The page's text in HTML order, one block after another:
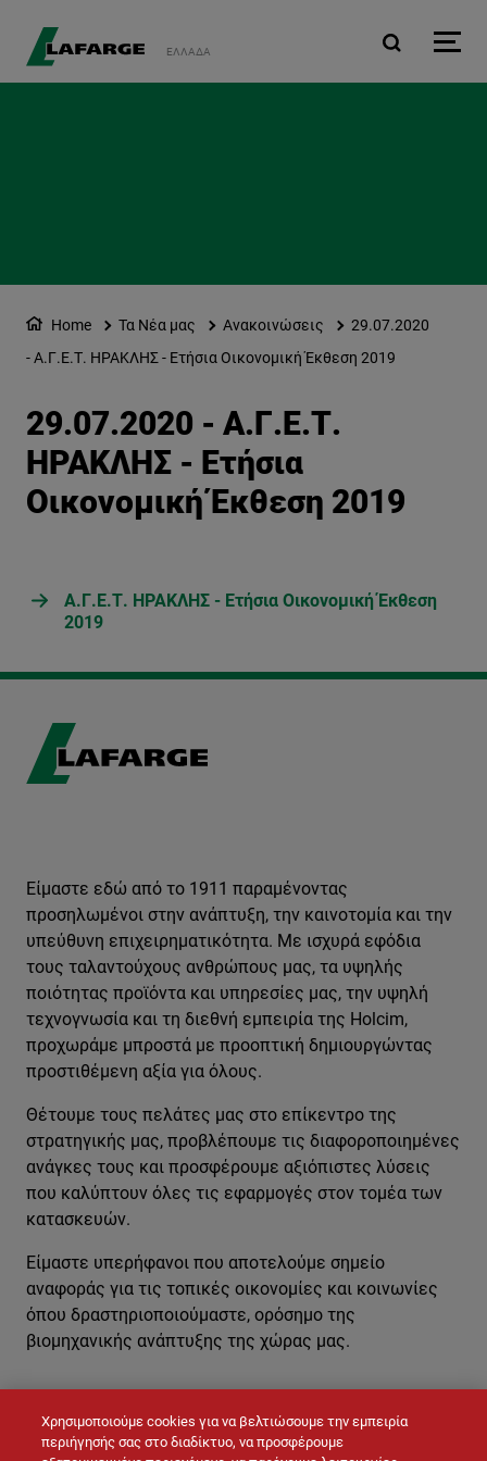
ΕΛΛΆΔΑ
Home Τα Νέα μας Ανακοινώσεις
29.07.2020
- Α.Γ.Ε.Τ. ΗΡΑΚΛΗΣ - Ετήσια Οικονομική Έκθεση 2019
29.07.2020 - Α.Γ.Ε.Τ.
ΗΡΑΚΛΗΣ - Ετήσια
Οικονομική Έκθεση 2019
Α.Γ.Ε.Τ. ΗΡΑΚΛΗΣ - Ετήσια Οικονομική Έκθεση
2019
ΕΠΙΚΟΙΝΩΝΉΣΤΕ ΜΑΖΊ ΜΑΣ
Είμαστε εδώ από το 1911 παραμένοντας
προσηλωμένοι στην ανάπτυξη, την καινοτομία και την
υπεύθυνη επιχειρηματικότητα. Με ισχυρά εφόδια
τους ταλαντούχους ανθρώπους μας, τα υψηλής
ποιότητας προϊόντα και υπηρεσίες μας, την υψηλή
τεχνογνωσία και τη διεθνή εμπειρία της Holcim,
προχωράμε μπροστά με προοπτική δημιουργώντας
προστιθέμενη αξία για όλους.
Θέτουμε τους πελάτες μας στο επίκεντρο της
στρατηγικής μας, προβλέπουμε τις διαφοροποιημένες
ανάγκες τους και προσφέρουμε αξιόπιστες λύσεις
που καλύπτουν όλες τις εφαρμογές στον τομέα των
κατασκευών.
Είμαστε υπερήφανοι που αποτελούμε σημείο
αναφοράς για τις τοπικές οικονομίες και κοινωνίες
όπου δραστηριοποιούμαστε, ορόσημο της
βιομηχανικής ανάπτυξης της χώρας μας.
Χρησιμοποιούμε cookies για να βελτιώσουμε την εμπειρία
περιήγησής σας στο διαδίκτυο, να προσφέρουμε